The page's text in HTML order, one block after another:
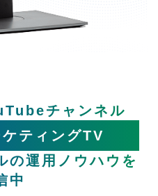
チャンネル
ティングTV
の運用ノウハウを
中